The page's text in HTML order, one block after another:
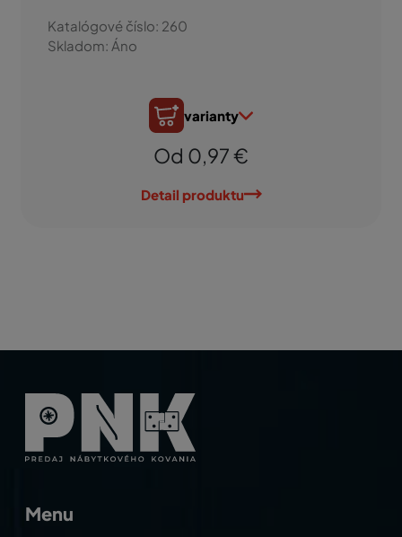
Katalógové číslo: 260
Skladom: Áno
varianty
Od 0,97 €
Detail produktu
Menu